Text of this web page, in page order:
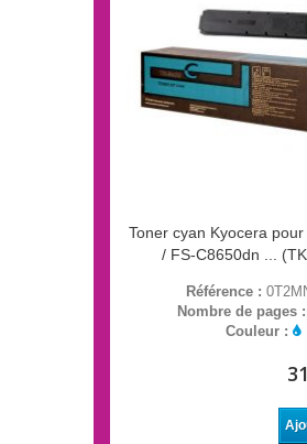
Toner cyan Kyocera
/ FS-C8650dn ...
Référence :
Nombre de pages :
Couleur :